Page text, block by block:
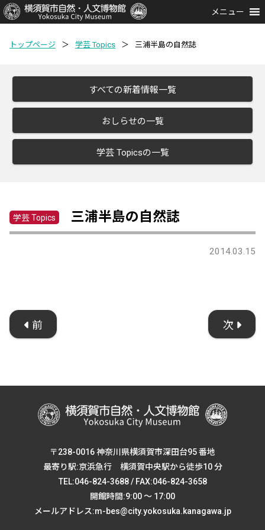
メニュー
トップページ ＞ 学芸 Topics ＞ 三浦半島の自然誌
すべての新着情報一覧
おしらせの一覧
学芸 Topicsの一覧
学芸 Topics 三浦半島の自然誌
2014.03.15
前 次
〒238-0016 神奈川県横須賀市深田台95 番地
最寄り駅:京浜急行 横須賀中央駅から徒歩10 分
TEL:046-824-3688 / FAX:046-824-3658
開館時間:9:00 ～ 17:00
メールアドレス:m-bes@city.yokosuka.kanagawa.jp